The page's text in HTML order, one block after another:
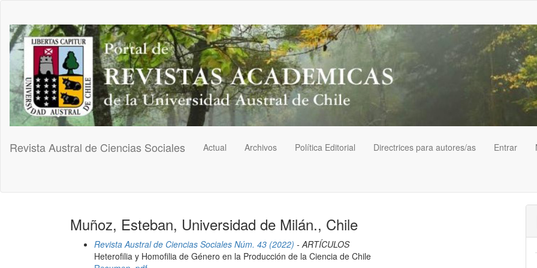
Contenido
principal
Barra
lateral
Revista Austral de Ciencias Sociales Actual Archivos Política Editorial Directrices para autores/as Entrar
Muñoz, Esteban, Universidad de Milán., Chile
Revista Austral de Ciencias Sociales Núm. 43 (2022) - ARTÍCULOS
Heterofilia y Homofilia de Género en la Producción de la Ciencia de Chile